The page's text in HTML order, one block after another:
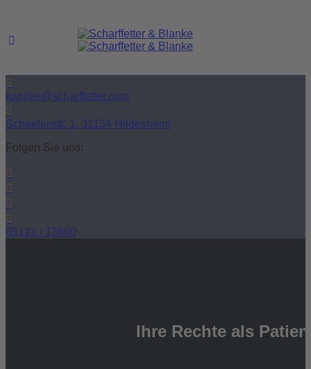
kanzlei@scharffetter.com
Scheelenstr. 1, 31134 Hildesheim
Folgen Sie uns:
05121 / 13860
Ihre Rechte als